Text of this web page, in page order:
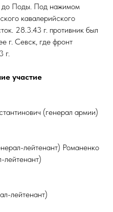
до Поды. Под нажимом
кавалерийского
28.3.43 г. противник был
г. Севск, где фронт
г.
участие
(генерал армии)
лейтенант) Романенко
лейтенант)
лейтенант)